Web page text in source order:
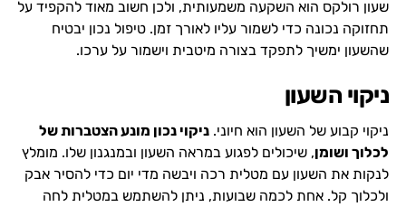
שעון רולקס הוא השקעה משמעותית, ולכן חשוב מאוד להקפיד על
תחזוקה נכונה כדי לשמור עליו לאורך זמן. טיפול נכון יבטיח
שהשעון ימשיך לתפקד בצורה מיטבית וישמור על ערכו.
ניקוי השעון
ניקוי קבוע של השעון הוא חיוני. ניקוי נכון מונע הצטברות של
לכלוך ושומן, שיכולים לפגוע במראה השעון ובמנגנון שלו. מומלץ
לנקות את השעון עם מטלית רכה ויבשה מדי יום כדי להסיר אבק
ולכלוך קל. אחת לכמה שבועות, ניתן להשתמש במטלית לחה